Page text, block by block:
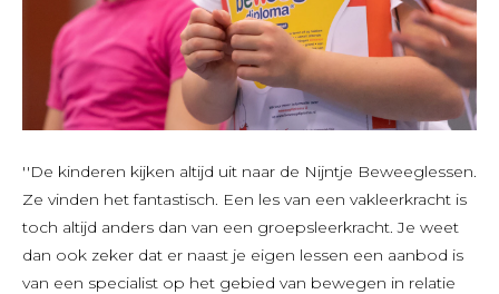
''De kinderen kijken altijd uit naar de Nijntje Beweeglessen.
Ze vinden het fantastisch. Een les van een vakleerkracht is
toch altijd anders dan van een groepsleerkracht. Je weet
dan ook zeker dat er naast je eigen lessen een aanbod is
van een specialist op het gebied van bewegen in relatie